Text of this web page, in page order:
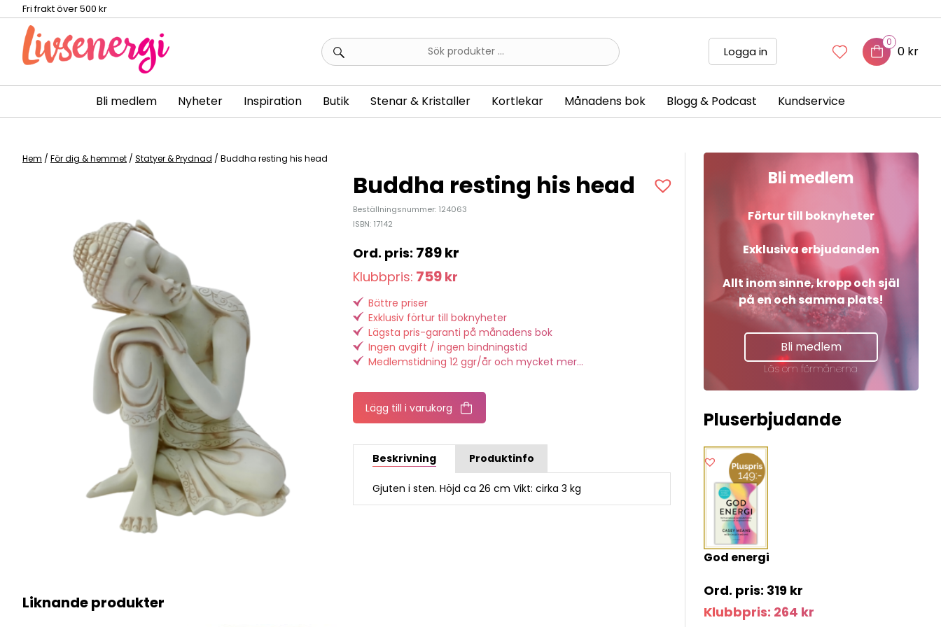
content
Fri frakt över 500 kr
Sök
efter:
Logga in
0
0 kr
Bli medlem Nyheter Inspiration Butik Stenar & Kristaller Kortlekar Månadens bok Blogg & Podcast Kundservice
Hem / För dig & hemmet / Statyer & Prydnad / Buddha resting his head
Buddha resting his head
Beställningsnummer: 124063
ISBN: 17142
789kr
Klubbpris: 759 kr
Bättre priser
Exklusiv förtur till boknyheter
Lägsta pris-garanti på månadens bok
Ingen avgift / ingen bindningstid
Medlemstidning 12 ggr/år och mycket mer...
Lägg till i varukorg
Beskrivning Produktinfo
Gjuten i sten. Höjd ca 26 cm Vikt: cirka 3 kg
Liknande produkter
Bli medlem
Förtur till boknyheter
Exklusiva erbjudanden
Allt inom sinne, kropp och själ
på en och samma plats!
Bli medlem
Läs om förmånerna
Pluserbjudande
God energi
319 kr
Klubbpris: 264 kr